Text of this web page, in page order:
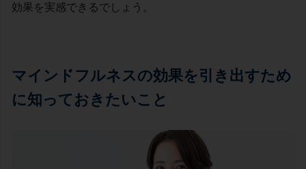
効果を実感できるでしょう。
マインドフルネスの効果を引き出すため
に知っておきたいこと